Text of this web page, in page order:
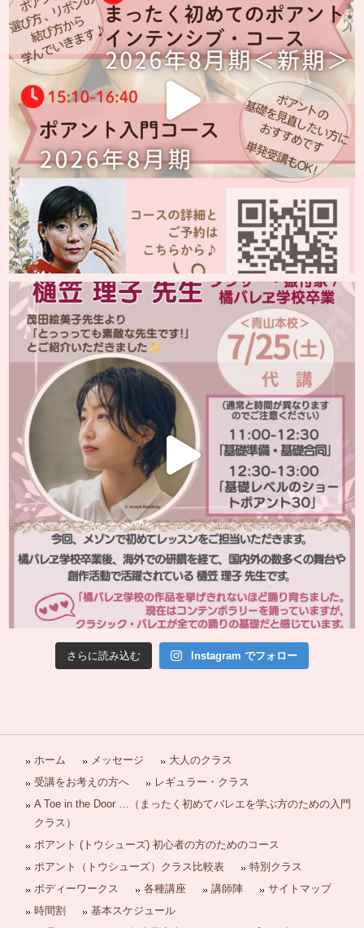
さらに読み込む Instagram でフォロー
ホーム メッセージ
大人のクラス
受講をお考えの方へ
レギュラー・クラス
A Toe in the Door …（まったく初めてバレエを学ぶ方のための入門
クラス）
ポアント (トウシューズ) 初心者の方のためのコース
ポアント（トウシューズ）クラス比較表
特別クラス
ボディーワークス
各種講座 講師陣
サイトマップ
時間割
基本スケジュール